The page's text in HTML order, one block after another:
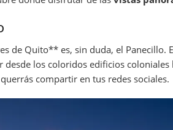
de Quito** es, sin duda, el Panecillo.
desde los coloridos edificios
compartir en tus redes sociales.